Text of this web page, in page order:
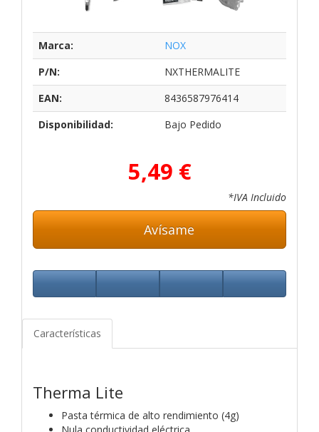
Marca:
NOX
P/N:
NXTHERMALITE
EAN:
8436587976414
Disponibilidad:
Bajo Pedido
5,49 €
*IVA Incluido
Avísame
Características
Therma Lite
Pasta térmica de alto rendimiento (4g)
Nula conductividad eléctrica